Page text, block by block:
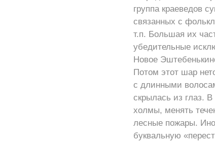
группа краеведов
связанных с
т.п. Большая их
убедительные
Новое
Потом этот шар
с длинными
скрылась из глаз.
холмы, менять
лесные пожары.
буквальную